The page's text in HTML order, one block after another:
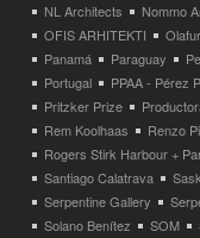
NL Architects
Nommo
OFIS ARHITEKTI
Panamá
Paraguay
Portugal
PPAA - Pérez
Pritzker Prize
Rem Koolhaas
Renzo
Rogers Stirk Harbour +
Santiago Calatrava
Serpentine Gallery
Solano Benítez
SOM